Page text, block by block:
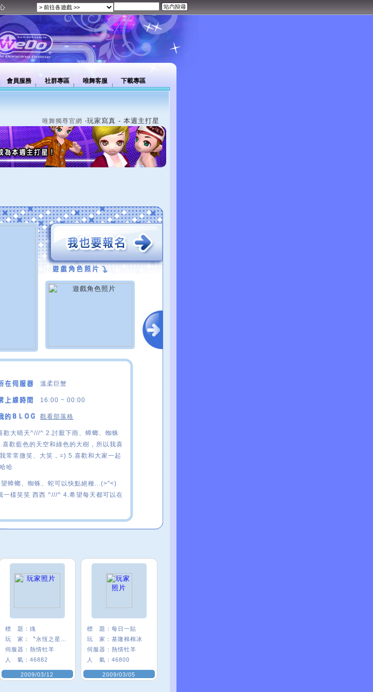
會員服務 社群專區 唯舞客服 下載專區
唯舞獨尊官網 ‧玩家寫真 - 本週主打星
溫柔巨蟹
16:00 ~ 00:00
觀看部落格
歡大晴天^///^ 2.討厭下雨、蟑螂、蜘蛛
歡藍色的天空和綠色的大樹，所以我喜
常常微笑、大笑，=) 5.喜歡和大家一起
哈
蟑螂、蜘蛛、蛇可以快點絕種...(>"<)
一樣笑笑 西西 ^///^ 4.希望每天都可以在
標 題： 媿
玩 家：
伺服器： 熱情牡羊
人 氣： 46882
2009/03/12
標 題： 每日一貼
玩 家： 基隆棉棉冰
伺服器： 熱情牡羊
人 氣： 46800
2009/03/05